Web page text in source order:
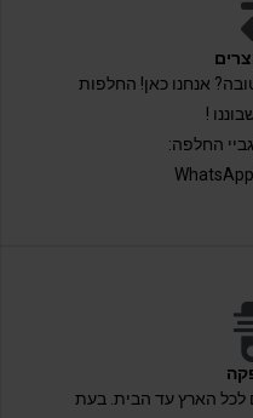
אנחנו כאן! החלפות
!
החלפה:
19 ימי עסקים לכל הארץ עד הבית. בעת